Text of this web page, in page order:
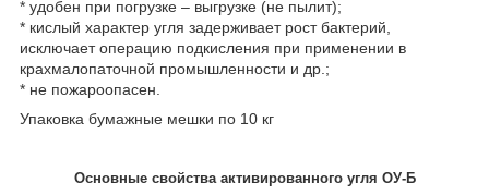
* удобен при погрузке – выгрузке (не пылит);
* кислый характер угля задерживает рост бактерий,
исключает операцию подкисления при применении в
крахмалопаточной промышленности и др.;
* не пожароопасен.
Упаковка бумажные мешки по 10 кг
Основные свойства активированного угля ОУ-Б